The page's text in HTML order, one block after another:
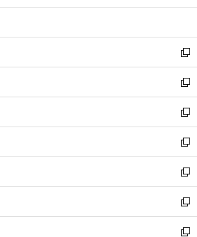
開
ウ
開
く
ン
ウ
で
開
く
ウ
ン
ド
ウ
で
開
く
新
し
い
ウ
ィ
ン
ド
ウ
で
開
く
新
し
い
ウ
ィ
ン
ド
ウ
で
開
く
新
し
い
ウ
ィ
ン
ド
ウ
で
新
し
い
ウ
ィ
ン
ド
新
し
い
ウ
ィ
新
し
い
新